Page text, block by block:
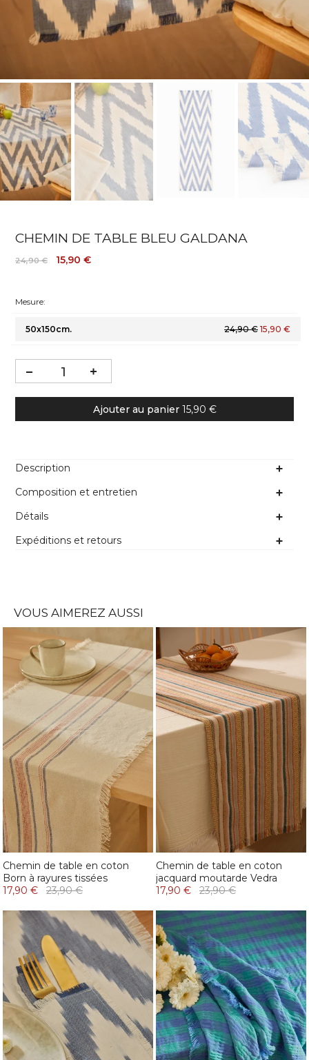
CHEMIN DE TABLE BLEU GALDANA
24,90 € 15,90 €
Mesure:
50x150cm. 24,90 € 15,90 €
Ajouter au panier 15,90 €
Description
Composition et entretien
Détails
Expéditions et retours
VOUS AIMEREZ AUSSI
Chemin de table en coton
Born à rayures tissées
17,90 €
23,90 €
Chemin de table en coton
jacquard moutarde Vedra
17,90 €
23,90 €